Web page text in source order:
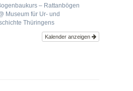
‒ Rattanbögen
Museum für Ur- und
Thüringens
Kalender anzeigen